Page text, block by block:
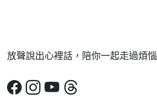
放聲說出心裡話，陪你一起走過煩惱